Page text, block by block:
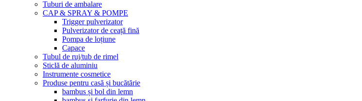
Tuburi de ambalare
CAP & SPRAY & POMPE
Trigger pulverizator
Pulverizator de ceață fină
Pompa de loțiune
Capace
Tubul de ruj/tub de rimel
Sticlă de aluminiu
Instrumente cosmetice
Produse pentru casă și bucătărie
bambus și bol din lemn